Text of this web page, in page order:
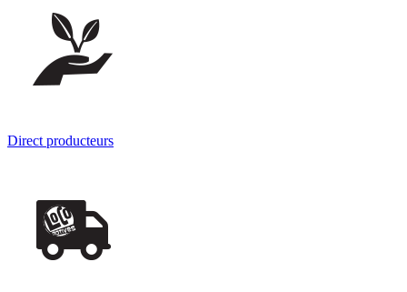
Direct producteurs